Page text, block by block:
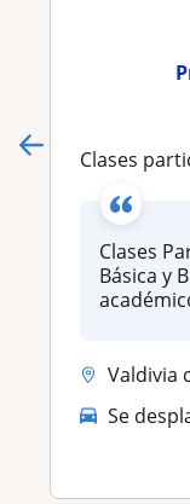
Clases
Clases
Básica y
Valdivia
Se